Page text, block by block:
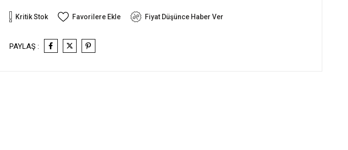
Kritik Stok Favorilere Ekle Fiyat Düşünce Haber Ver
PAYLAŞ :